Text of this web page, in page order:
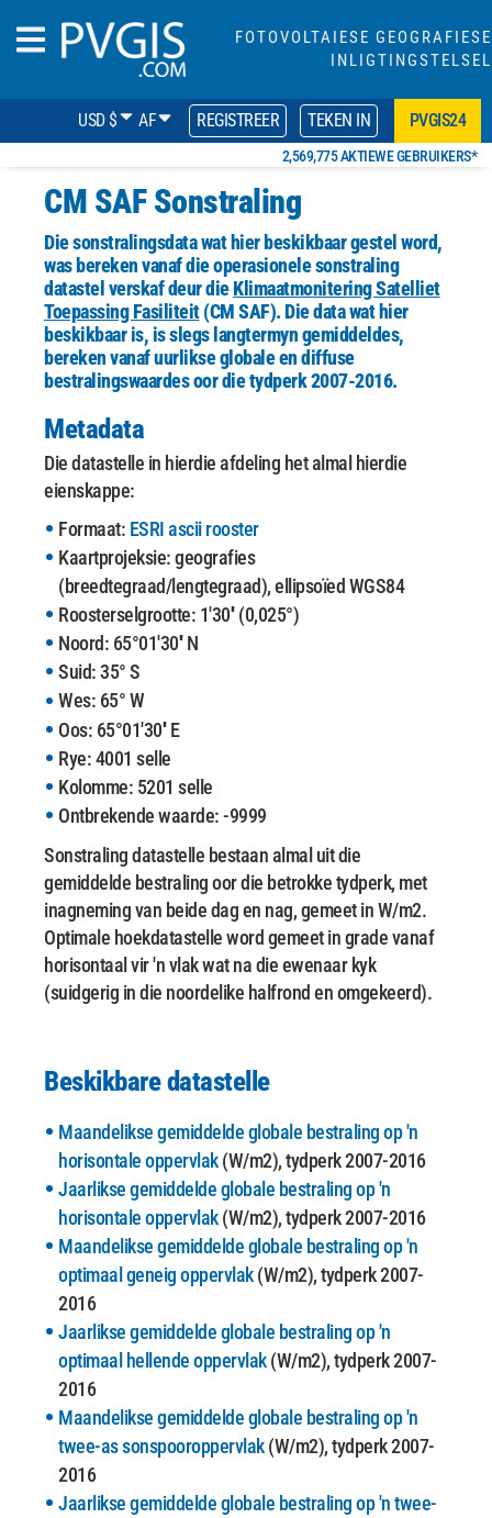
FOTOVOLTAIESE GEOGRAFIESE
INLIGTINGSTELSEL
USD $ AF REGISTREER TEKEN IN PVGIS24
2,569,775 AKTIEWE GEBRUIKERS*
CM SAF Sonstraling
Die sonstralingsdata wat hier beskikbaar gestel word,
was bereken vanaf die operasionele sonstraling
datastel verskaf deur dieKlimaatmonitering Satelliet
Toepassing Fasiliteit(CM SAF). Die data wat hier
beskikbaar is, is slegs langtermyn gemiddeldes,
bereken vanaf uurlikse globale en diffuse
bestralingswaardes oordie tydperk 2007-2016.
Metadata
Die datastelle in hierdie afdeling het almal hierdie
eienskappe:
Formaat: ESRI ascii rooster
Kaartprojeksie: geografies
(breedtegraad/lengtegraad), ellipsoïed WGS84
Roosterselgrootte: 1'30'' (0,025°)
Noord: 65°01'30'' N
Suid: 35° S
Wes: 65° W
Oos: 65°01'30'' E
Rye: 4001 selle
Kolomme: 5201 selle
Ontbrekende waarde: -9999
Sonstraling datastelle bestaan ​​almal uit die
gemiddelde bestraling oor die betrokke tydperk, met
inagneming van beide dag en nag, gemeet in W/m2.
Optimale hoekdatastelle word gemeet in grade vanaf
horisontaal vir 'n vlak wat na die ewenaar kyk
(suidgerig in die noordelike halfrond en omgekeerd).
Beskikbare datastelle
Maandelikse gemiddelde globale bestraling op 'n
horisontale oppervlak(W/m2), tydperk 2007-2016
Jaarlikse gemiddelde globale bestraling op 'n
horisontale oppervlak(W/m2), tydperk 2007-2016
Maandelikse gemiddelde globale bestraling op 'n
optimaal geneig oppervlak(W/m2), tydperk 2007-
2016
Jaarlikse gemiddelde globale bestraling op 'n
optimaal hellende oppervlak(W/m2), tydperk 2007-
2016
Maandelikse gemiddelde globale bestraling op 'n
twee-as sonspooroppervlak(W/m2), tydperk 2007-
2016
Jaarlikse gemiddelde globale bestraling op 'n twee-